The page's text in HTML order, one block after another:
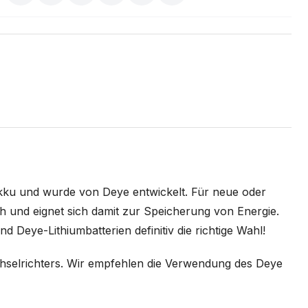
und wurde von Deye entwickelt. Für neue oder
und eignet sich damit zur Speicherung von Energie.
Deye-Lithiumbatterien definitiv die richtige Wahl!
Wir empfehlen die Verwendung des Deye